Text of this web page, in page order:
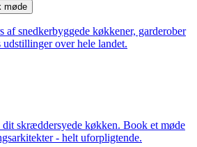
møde
snedkerbyggede køkkener, garderober
over hele landet.
skræddersyede køkken. Book et møde
- helt uforpligtende.